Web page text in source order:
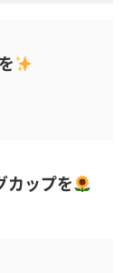
カップを